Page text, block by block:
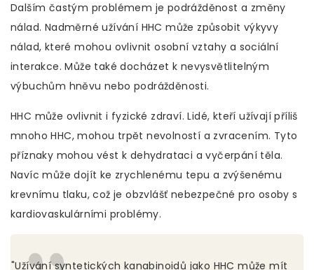
Dalším častým problémem je podrážděnost a změny
nálad. Nadměrné užívání HHC může způsobit výkyvy
nálad, které mohou ovlivnit osobní vztahy a sociální
interakce. Může také docházet k nevysvětlitelným
výbuchům hněvu nebo podrážděnosti.
HHC může ovlivnit i fyzické zdraví. Lidé, kteří užívají příliš
mnoho HHC, mohou trpět nevolností a zvracením. Tyto
příznaky mohou vést k dehydrataci a vyčerpání těla.
Navíc může dojít ke zrychlenému tepu a zvýšenému
krevnímu tlaku, což je obzvlášť nebezpečné pro osoby s
kardiovaskulárními problémy.
"Užívání syntetických kanabinoidů jako HHC může mít